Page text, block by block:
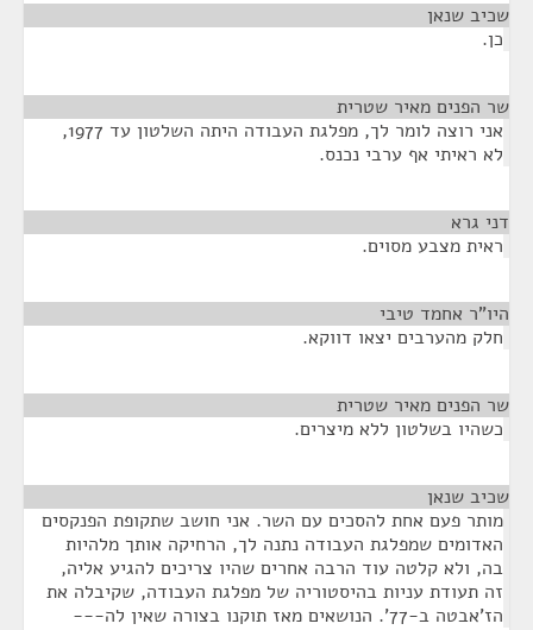
שכיב שנאן
כן.
שר הפנים מאיר שטרית
אני רוצה לומר לך, מפלגת העבודה היתה השלטון עד 1977,
לא ראיתי אף ערבי נכנס.
דני גרא
ראית מצבע מסוים.
היו"ר אחמד טיבי
חלק מהערבים יצאו דווקא.
שר הפנים מאיר שטרית
כשהיו בשלטון ללא מיצרים.
שכיב שנאן
מותר פעם אחת להסכים עם השר. אני חושב שתקופת הפנקסים
האדומים שמפלגת העבודה נתנה לך, הרחיקה אותך מלהיות
בה, ולא קלטה עוד הרבה אחרים שהיו צריכים להגיע אליה,
זה תעודת עניות בהיסטוריה של מפלגת העבודה, שקיבלה את
הז'אבטה ב-77'. הנושאים מאז תוקנו בצורה שאין לה---